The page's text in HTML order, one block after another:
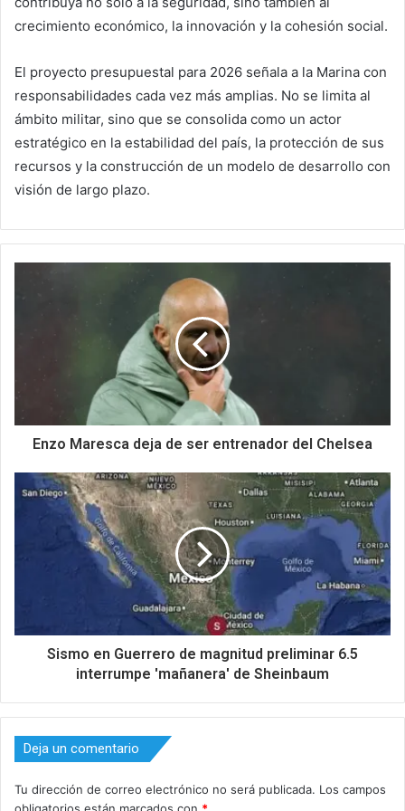
crecimiento económico, la innovación y la cohesión social.
El proyecto presupuestal para 2026 señala a la Marina con
responsabilidades cada vez más amplias. No se limita al
ámbito militar, sino que se consolida como un actor
estratégico en la estabilidad del país, la protección de sus
recursos y la construcción de un modelo de desarrollo con
visión de largo plazo.
Enzo Maresca deja de ser entrenador del Chelsea
Sismo en Guerrero de magnitud preliminar 6.5
interrumpe 'mañanera' de Sheinbaum
Deja un comentario
Tu dirección de correo electrónico no será publicada. Los campos